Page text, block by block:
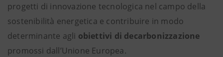
progetti di innovazione tecnologica nel campo della
sostenibilità energetica e contribuire in modo
determinante agli obiettivi di decarbonizzazione
promossi dall’Unione Europea.